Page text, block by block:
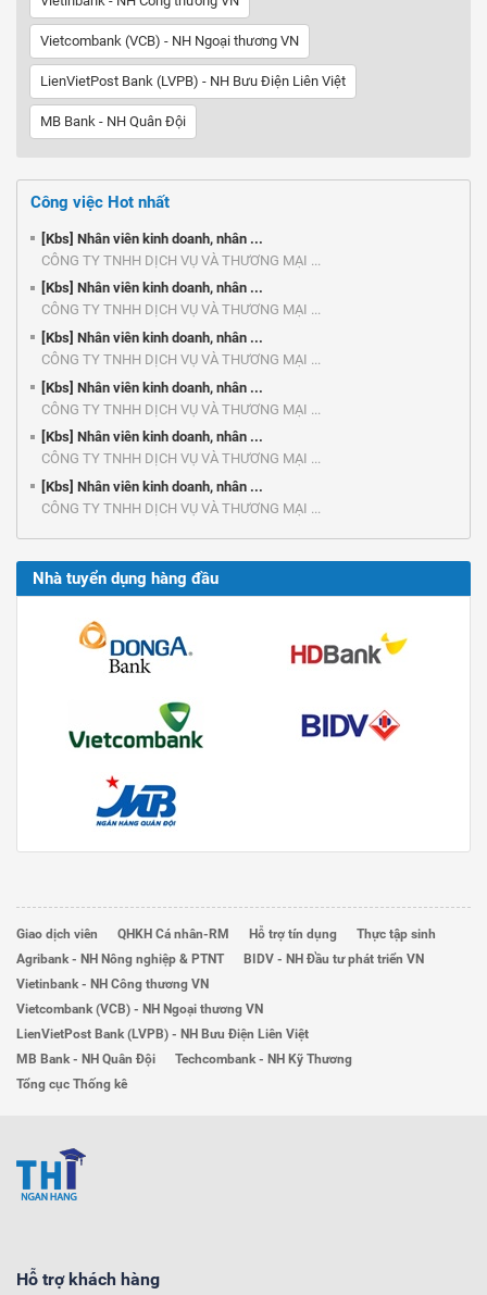
Vietcombank (VCB) - NH Ngoại thương VN
LienVietPost Bank (LVPB) - NH Bưu Điện Liên Việt
MB Bank - NH Quân Đội
Công việc Hot nhất
[Kbs] Nhân viên kinh doanh, nhân ...
CÔNG TY TNHH DỊCH VỤ VÀ THƯƠNG MẠI ...
[Kbs] Nhân viên kinh doanh, nhân ...
CÔNG TY TNHH DỊCH VỤ VÀ THƯƠNG MẠI ...
[Kbs] Nhân viên kinh doanh, nhân ...
CÔNG TY TNHH DỊCH VỤ VÀ THƯƠNG MẠI ...
[Kbs] Nhân viên kinh doanh, nhân ...
CÔNG TY TNHH DỊCH VỤ VÀ THƯƠNG MẠI ...
[Kbs] Nhân viên kinh doanh, nhân ...
CÔNG TY TNHH DỊCH VỤ VÀ THƯƠNG MẠI ...
[Kbs] Nhân viên kinh doanh, nhân ...
CÔNG TY TNHH DỊCH VỤ VÀ THƯƠNG MẠI ...
Nhà tuyển dụng hàng đầu
Giao dịch viên QHKH Cá nhân-RM Hỗ trợ tín dụng
Thực tập sinh
Agribank - NH Nông nghiệp & PTNT
BIDV - NH Đầu tư phát triển VN
Vietinbank - NH Công thương VN
Vietcombank (VCB) - NH Ngoại thương VN
LienVietPost Bank (LVPB) - NH Bưu Điện Liên Việt
MB Bank - NH Quân Đội
Techcombank - NH Kỹ Thương
Tổng cục Thống kê
Hỗ trợ khách hàng